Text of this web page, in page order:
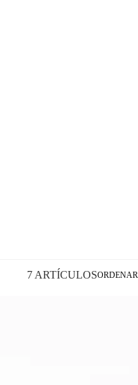
7 ARTÍCULOSORDENAR